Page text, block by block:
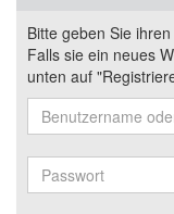
Bitte geben Sie
Falls sie ein neues
unten auf